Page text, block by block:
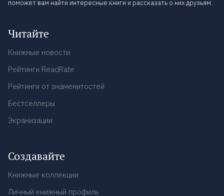
поможет вам найти интересные книги и рассказать о них друзьям.
Читайте
Книжные новости
Рейтинги ReadRate
Рейтинги от знаменитостей
Бестселлеры
Экранизации
Создавайте
Книжные коллекции
Личный книжный профиль